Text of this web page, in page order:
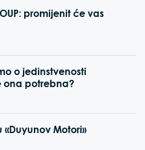
promijenit će vas
o jedinstvenosti
ona potrebna?
Motori»